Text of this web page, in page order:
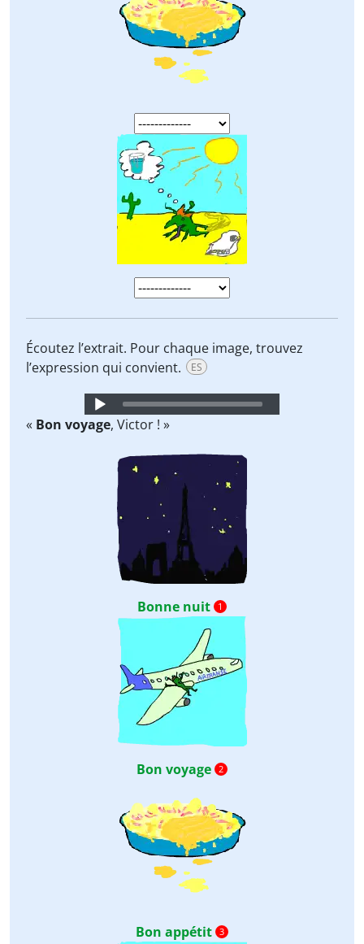
Écoutez l’extrait. Pour chaque image, trouvez
l’expression qui convient.
ES
Audio
Player
« Bon voyage, Victor ! »
Bonne nuit 1
Bon voyage 2
Bon appétit 3